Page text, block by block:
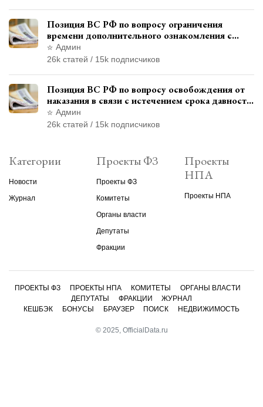
Позиция ВС РФ по вопросу ограничения
времени дополнительного ознакомления с
материалами уголовного дела
Админ
26k статей / 15k подписчиков
Позиция ВС РФ по вопросу освобождения от
наказания в связи с истечением срока давности
уголовного преследования
Админ
26k статей / 15k подписчиков
Категории
Новости
Журнал
Проекты ФЗ
Проекты ФЗ
Комитеты
Органы власти
Депутаты
Фракции
Проекты
НПА
Проекты НПА
ПРОЕКТЫ ФЗ ПРОЕКТЫ НПА КОМИТЕТЫ
ОРГАНЫ ВЛАСТИ
ДЕПУТАТЫ
ФРАКЦИИ
ЖУРНАЛ
КЕШБЭК
БОНУСЫ БРАУЗЕР ПОИСК НЕДВИЖИМОСТЬ
© 2025, OfficialData.ru